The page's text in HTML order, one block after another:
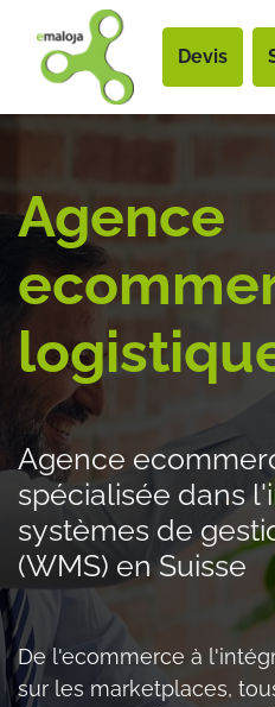
Devis
Agence
Agence
spécialisée dans
systèmes de
(WMS) en Suisse
De l'ecommerce à
sur les marketplaces,